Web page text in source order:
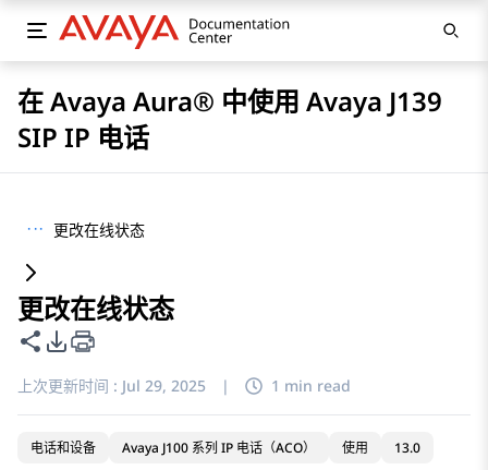
在 Avaya Aura® 中使用 Avaya J139
SIP IP 电话
··· 更改在线状态
更改在线状态
共享此页面
PDF 导出选项
上次更新时间 : Jul 29, 2025 | 1 min read
电话和设备 Avaya J100 系列 IP 电话（ACO） 使用 13.0